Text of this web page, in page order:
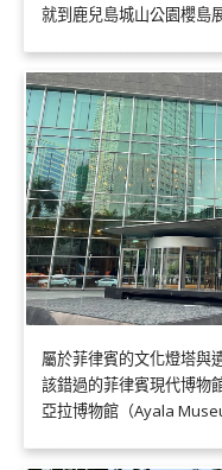
就到鹿兒島城山公園櫻島
屬於菲律賓的文化燈塔與
該錯過的菲律賓現代博物
亞拉博物館（Ayala